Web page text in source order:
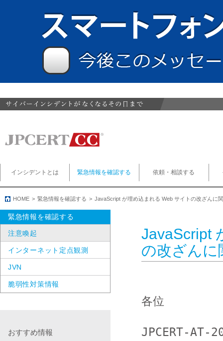
インシデントとは 緊急情報を確認する 依頼・相談する
HOME 緊急情報を確認する JavaScript が埋め込まれる Web サイトの改ざんに
JavaScript
の改ざんに
各位
JPCERT-AT-
緊急情報を確認する
注意喚起
インターネット定点観測
JVN
脆弱性対策情報
おすすめ情報